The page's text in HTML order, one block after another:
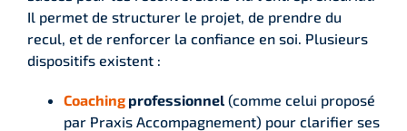
Il permet de structurer le projet, de prendre du
recul, et de renforcer la confiance en soi. Plusieurs
dispositifs existent :
Coaching professionnel (comme celui proposé
par Praxis Accompagnement) pour clarifier ses